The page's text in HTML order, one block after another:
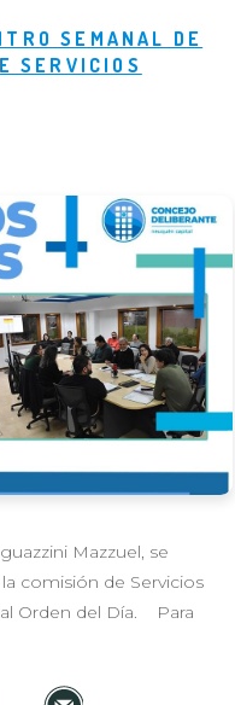
SEMANAL DE
SERVICIOS
Mazzuel, se
comisión de Servicios
Orden del Día. Para